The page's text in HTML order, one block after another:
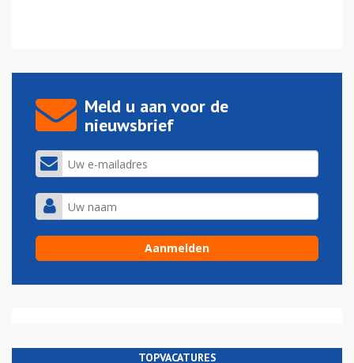
Meld u aan voor de
nieuwsbrief
TOPVACATURES